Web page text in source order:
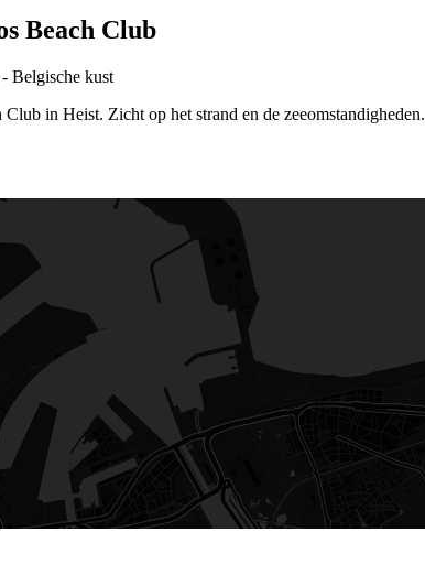
Beach Club
Belgische kust
in Heist. Zicht op het strand en de zeeomstandigheden.